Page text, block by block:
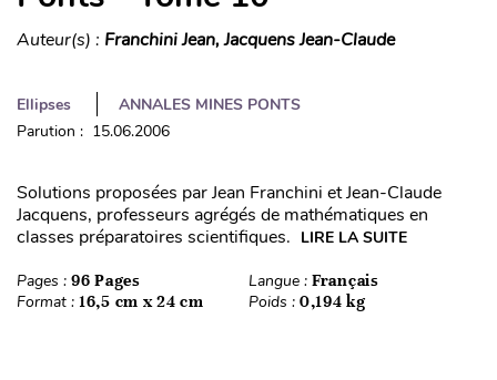
Auteur(s) : Franchini Jean, Jacquens Jean-Claude
Ellipses
ANNALES MINES PONTS
Parution : 15.06.2006
Solutions proposées par Jean Franchini et Jean-Claude
Jacquens, professeurs agrégés de mathématiques en
classes préparatoires scientifiques. LIRE LA SUITE
Pages : 96 Pages Langue : Français
Format : 16,5 cm x 24 cm Poids : 0,194 kg